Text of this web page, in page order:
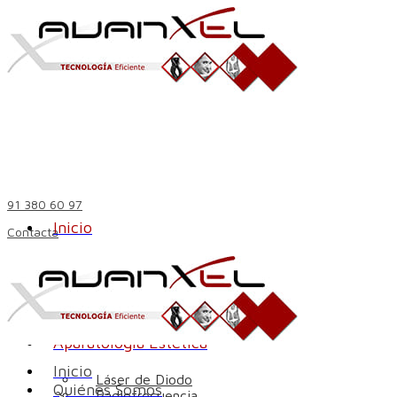
91 380 60 97
ContactaInicio
Quiénes Somos
Aparatología Estética
Láser de Diodo
Inicio
Quiénes Somos